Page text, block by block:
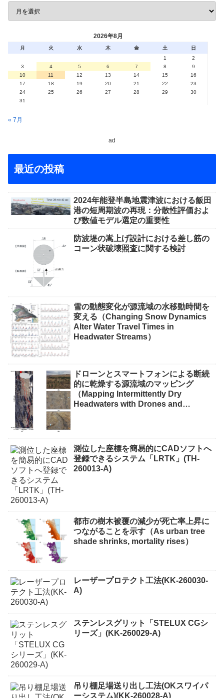
2026年8月
月 火 水 木 金 土
日
1
2
3
4 5 6 7 8
9
10
11 12 13 14 15
16
17
18 19 20 21 22
23
24
25 26 27 28 29
30
31
« 7月
ad
最近の投稿
2024年能登半島地震津波における飯田
港の短周期波の再現：分散性評価およ
び数値モデル選定の重要性
防波堤の嵩上げ設計における差し筋の
コーン状破壊照査に関する検討
雪の動態変化が源流域の水移動時間を
変える（Changing Snow Dynamics
Alter Water Travel Times in
Headwater Streams）
ドローンとスマートフォンによる断続
的に乾燥する源流域のマッピング
（Mapping Intermittently Dry
Headwaters with Drones and
測位した座標を簡易的にCADソフトへ
登録できるシステム「LRTK」(TH-
260013-A)
都市の樹木被覆の減少が死亡率上昇に
つながることを示す（As urban tree
shade shrinks, mortality rises）
レーザープロテクト⼯法(KK-260030-
A)
ステンレスグリット「STELUX CGシ
リーズ」(KK-260029-A)
吊り棚足場送り出し工法(OKスワイパ
ーシステム)(KK-260028-A)